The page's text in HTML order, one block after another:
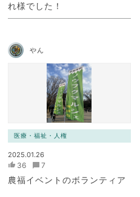
れ様でした！
やん
医療・福祉・人権
2025.01.26
36 7
農福イベントのボランティア